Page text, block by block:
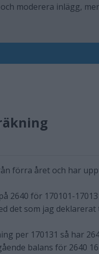
moderera inlägg,
förra året och har
2640 för 170101-
det som jag
per 170131 så har
balans för 2640